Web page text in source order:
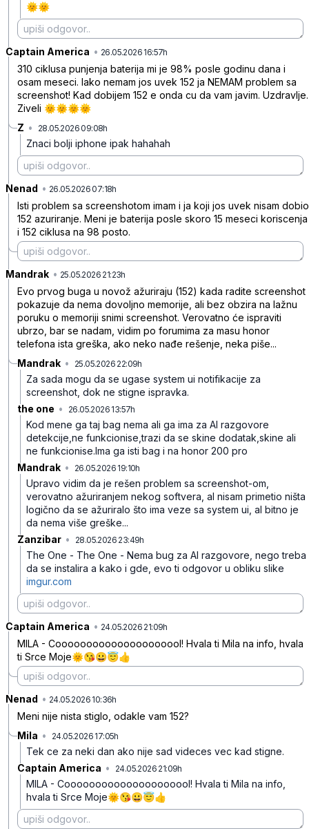
🌞🌞
Captain America • 26.05.2026 16:57h
310 ciklusa punjenja baterija mi je 98% posle godinu dana i
osam meseci. Iako nemam jos uvek 152 ja NEMAM problem sa
screenshot! Kad dobijem 152 e onda cu da vam javim. Uzdravlje.
Ziveli 🌞🌞🌞🌞
Z • 28.05.2026 09:08h
Znaci bolji iphone ipak hahahah
Nenad • 26.05.2026 07:18h
Isti problem sa screenshotom imam i ja koji jos uvek nisam dobio
152 azuriranje. Meni je baterija posle skoro 15 meseci koriscenja
i 152 ciklusa na 98 posto.
Mandrak • 25.05.2026 21:23h
Evo prvog buga u novož ažuriraju (152) kada radite screenshot
pokazuje da nema dovoljno memorije, ali bez obzira na lažnu
poruku o memoriji snimi screenshot. Verovatno će ispraviti
ubrzo, bar se nadam, vidim po forumima za masu honor
telefona ista greška, ako neko nađe rešenje, neka piše...
Mandrak • 25.05.2026 22:09h
Za sada mogu da se ugase system ui notifikacije za
screenshot, dok ne stigne ispravka.
the one • 26.05.2026 13:57h
Kod mene ga taj bag nema ali ga ima za AI razgovore
detekcije,ne funkcionise,trazi da se skine dodatak,skine ali
ne funkcionise.Ima ga isti bag i na honor 200 pro
Mandrak • 26.05.2026 19:10h
Upravo vidim da je rešen problem sa screenshot-om,
verovatno ažuriranjem nekog softvera, al nisam primetio ništa
logično da se ažuriralo što ima veze sa system ui, al bitno je
da nema više greške...
Zanzibar • 28.05.2026 23:49h
The One - The One - Nema bug za AI razgovore, nego treba
da se instalira a kako i gde, evo ti odgovor u obliku slike
imgur.com
Captain America • 24.05.2026 21:09h
MILA - Cooooooooooooooooooool! Hvala ti Mila na info, hvala
ti Srce Moje🌞😘😀😇👍
Nenad • 24.05.2026 10:36h
Meni nije nista stiglo, odakle vam 152?
Mila • 24.05.2026 17:05h
Tek ce za neki dan ako nije sad videces vec kad stigne.
Captain America • 24.05.2026 21:09h
MILA - Cooooooooooooooooooool! Hvala ti Mila na info,
hvala ti Srce Moje🌞😘😀😇👍